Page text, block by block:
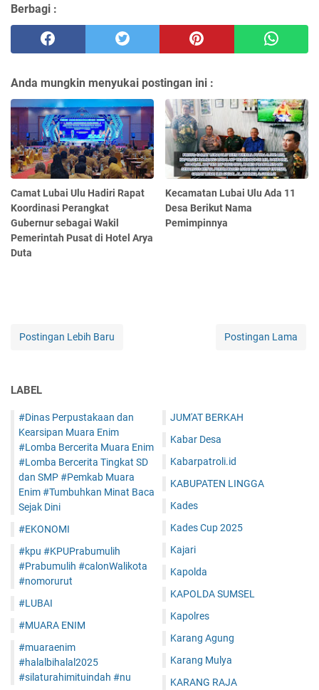
Berbagi :
Anda mungkin menyukai postingan ini :
Camat Lubai Ulu Hadiri Rapat
Koordinasi Perangkat
Gubernur sebagai Wakil
Pemerintah Pusat di Hotel Arya
Duta
Kecamatan Lubai Ulu Ada 11
Desa Berikut Nama
Pemimpinnya
Postingan Lebih Baru Postingan Lama
LABEL
#Dinas Perpustakaan dan
Kearsipan Muara Enim
#Lomba Bercerita Muara Enim
#Lomba Bercerita Tingkat SD
dan SMP #Pemkab Muara
Enim #Tumbuhkan Minat Baca
Sejak Dini
#EKONOMI
#kpu #KPUPrabumulih
#Prabumulih #calonWalikota
#nomorurut
#LUBAI
#MUARA ENIM
#muaraenim
#halalbihalal2025
#silaturahimituindah #nu
JUM'AT BERKAH
Kabar Desa
Kabarpatroli.id
KABUPATEN LINGGA
Kades
Kades Cup 2025
Kajari
Kapolda
KAPOLDA SUMSEL
Kapolres
Karang Agung
Karang Mulya
KARANG RAJA